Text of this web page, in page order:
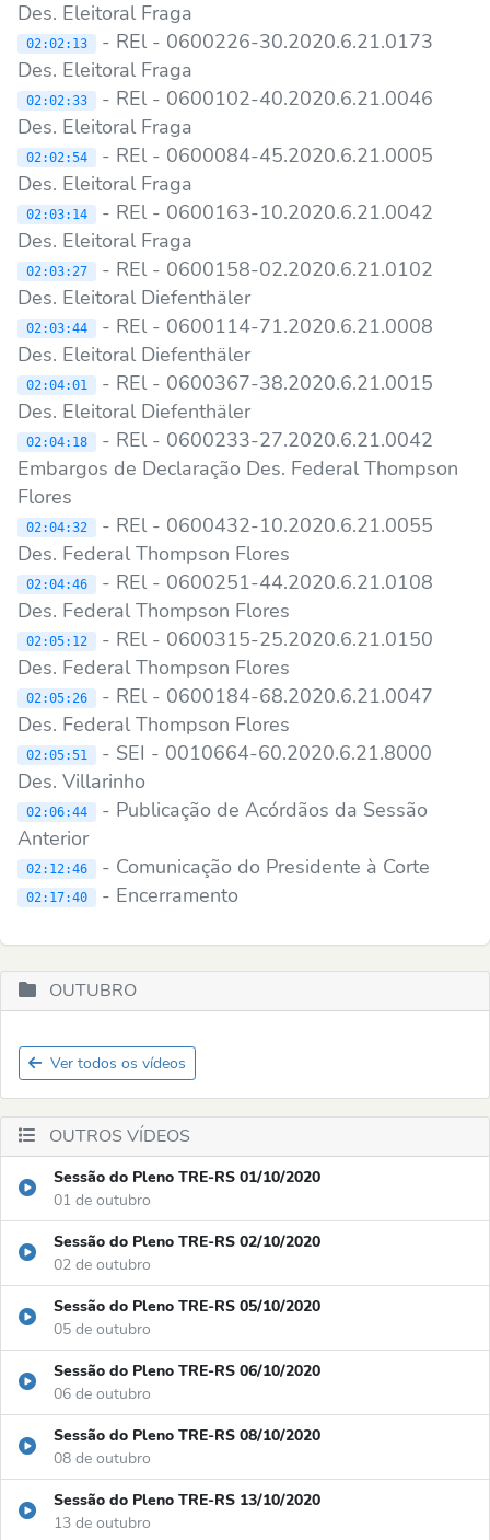
Des. Eleitoral Fraga
02:02:13
- REl - 0600226-30.2020.6.21.0173
Des. Eleitoral Fraga
02:02:33
- REl - 0600102-40.2020.6.21.0046
Des. Eleitoral Fraga
02:02:54
- REl - 0600084-45.2020.6.21.0005
Des. Eleitoral Fraga
02:03:14
- REl - 0600163-10.2020.6.21.0042
Des. Eleitoral Fraga
02:03:27
- REl - 0600158-02.2020.6.21.0102
Des. Eleitoral Diefenthäler
02:03:44
- REl - 0600114-71.2020.6.21.0008
Des. Eleitoral Diefenthäler
02:04:01
- REl - 0600367-38.2020.6.21.0015
Des. Eleitoral Diefenthäler
02:04:18
- REl - 0600233-27.2020.6.21.0042
Embargos de Declaração Des. Federal Thompson
Flores
02:04:32
- REl - 0600432-10.2020.6.21.0055
Des. Federal Thompson Flores
02:04:46
- REl - 0600251-44.2020.6.21.0108
Des. Federal Thompson Flores
02:05:12
- REl - 0600315-25.2020.6.21.0150
Des. Federal Thompson Flores
02:05:26
- REl - 0600184-68.2020.6.21.0047
Des. Federal Thompson Flores
02:05:51
- SEI - 0010664-60.2020.6.21.8000
Des. Villarinho
02:06:44
- Publicação de Acórdãos da Sessão
Anterior
02:12:46 - Comunicação do Presidente à Corte
02:17:40 - Encerramento
OUTUBRO
Ver todos os vídeos
OUTROS VÍDEOS
Sessão do Pleno TRE-RS 01/10/2020
01 de outubro
Sessão do Pleno TRE-RS 02/10/2020
02 de outubro
Sessão do Pleno TRE-RS 05/10/2020
05 de outubro
Sessão do Pleno TRE-RS 06/10/2020
06 de outubro
Sessão do Pleno TRE-RS 08/10/2020
08 de outubro
Sessão do Pleno TRE-RS 13/10/2020
13 de outubro